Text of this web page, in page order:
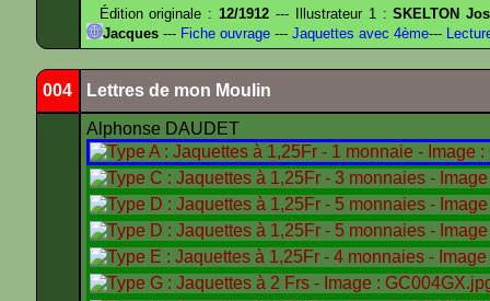
Édition originale :12/1912 --- Illustrateur 1 :SKELTON
Jacques --- Fiche ouvrage --- Jaquettes avec 4ème---
004 Lettres de mon Moulin
Alphonse DAUDET